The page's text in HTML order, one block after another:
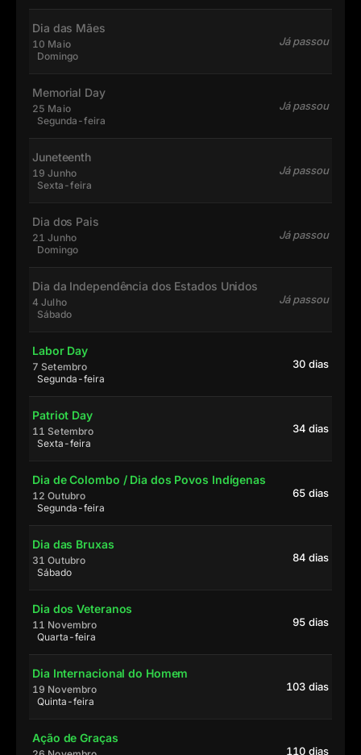
10 Maio
Domingo
Dia das Mães
Já passou
25 Maio
Segunda-feira
Memorial Day
Já passou
19 Junho
Sexta-feira
Juneteenth
Já passou
21 Junho
Domingo
Dia dos Pais
Já passou
4 Julho
Sábado
Dia da Independência dos Estados Unidos
Já passou
7 Setembro
Segunda-feira
Labor Day
30 dias
11 Setembro
Sexta-feira
Patriot Day
34 dias
12 Outubro
Segunda-feira
Dia de Colombo / Dia dos Povos Indígenas
65 dias
31 Outubro
Sábado
Dia das Bruxas
84 dias
11 Novembro
Quarta-feira
Dia dos Veteranos
95 dias
19 Novembro
Quinta-feira
Dia Internacional do Homem
103 dias
Ação de Graças
110 dias